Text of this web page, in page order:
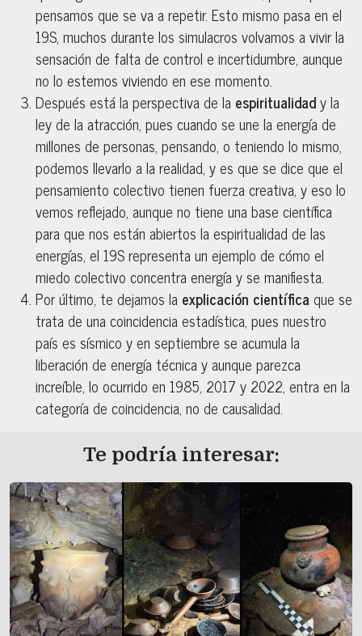
pensamos que se va a repetir. Esto mismo pasa en el
19S, muchos durante los simulacros volvamos a vivir la
sensación de falta de control e incertidumbre, aunque
no lo estemos viviendo en ese momento.
Después está la perspectiva de la espiritualidady la
ley de la atracción, pues cuando se une la energía de
millones de personas, pensando, o teniendo lo mismo,
podemos llevarlo a la realidad, y es que se dice que el
pensamiento colectivo tienen fuerza creativa, y eso lo
vemos reflejado, aunque no tiene una base científica
para que nos están abiertos la espiritualidad de las
energías, el 19S representa un ejemplo de cómo el
miedo colectivo concentra energía y se manifiesta.
Por último, te dejamos la explicación científica que se
trata de una coincidencia estadística, pues nuestro
país es sísmico y en septiembre se acumula la
liberación de energía técnica y aunque parezca
increíble, lo ocurrido en 1985, 2017 y 2022, entra en la
categoría de coincidencia, no de causalidad.
Te podría interesar: